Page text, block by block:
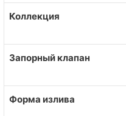
Коллекция
Запорный клапан
Форма излива